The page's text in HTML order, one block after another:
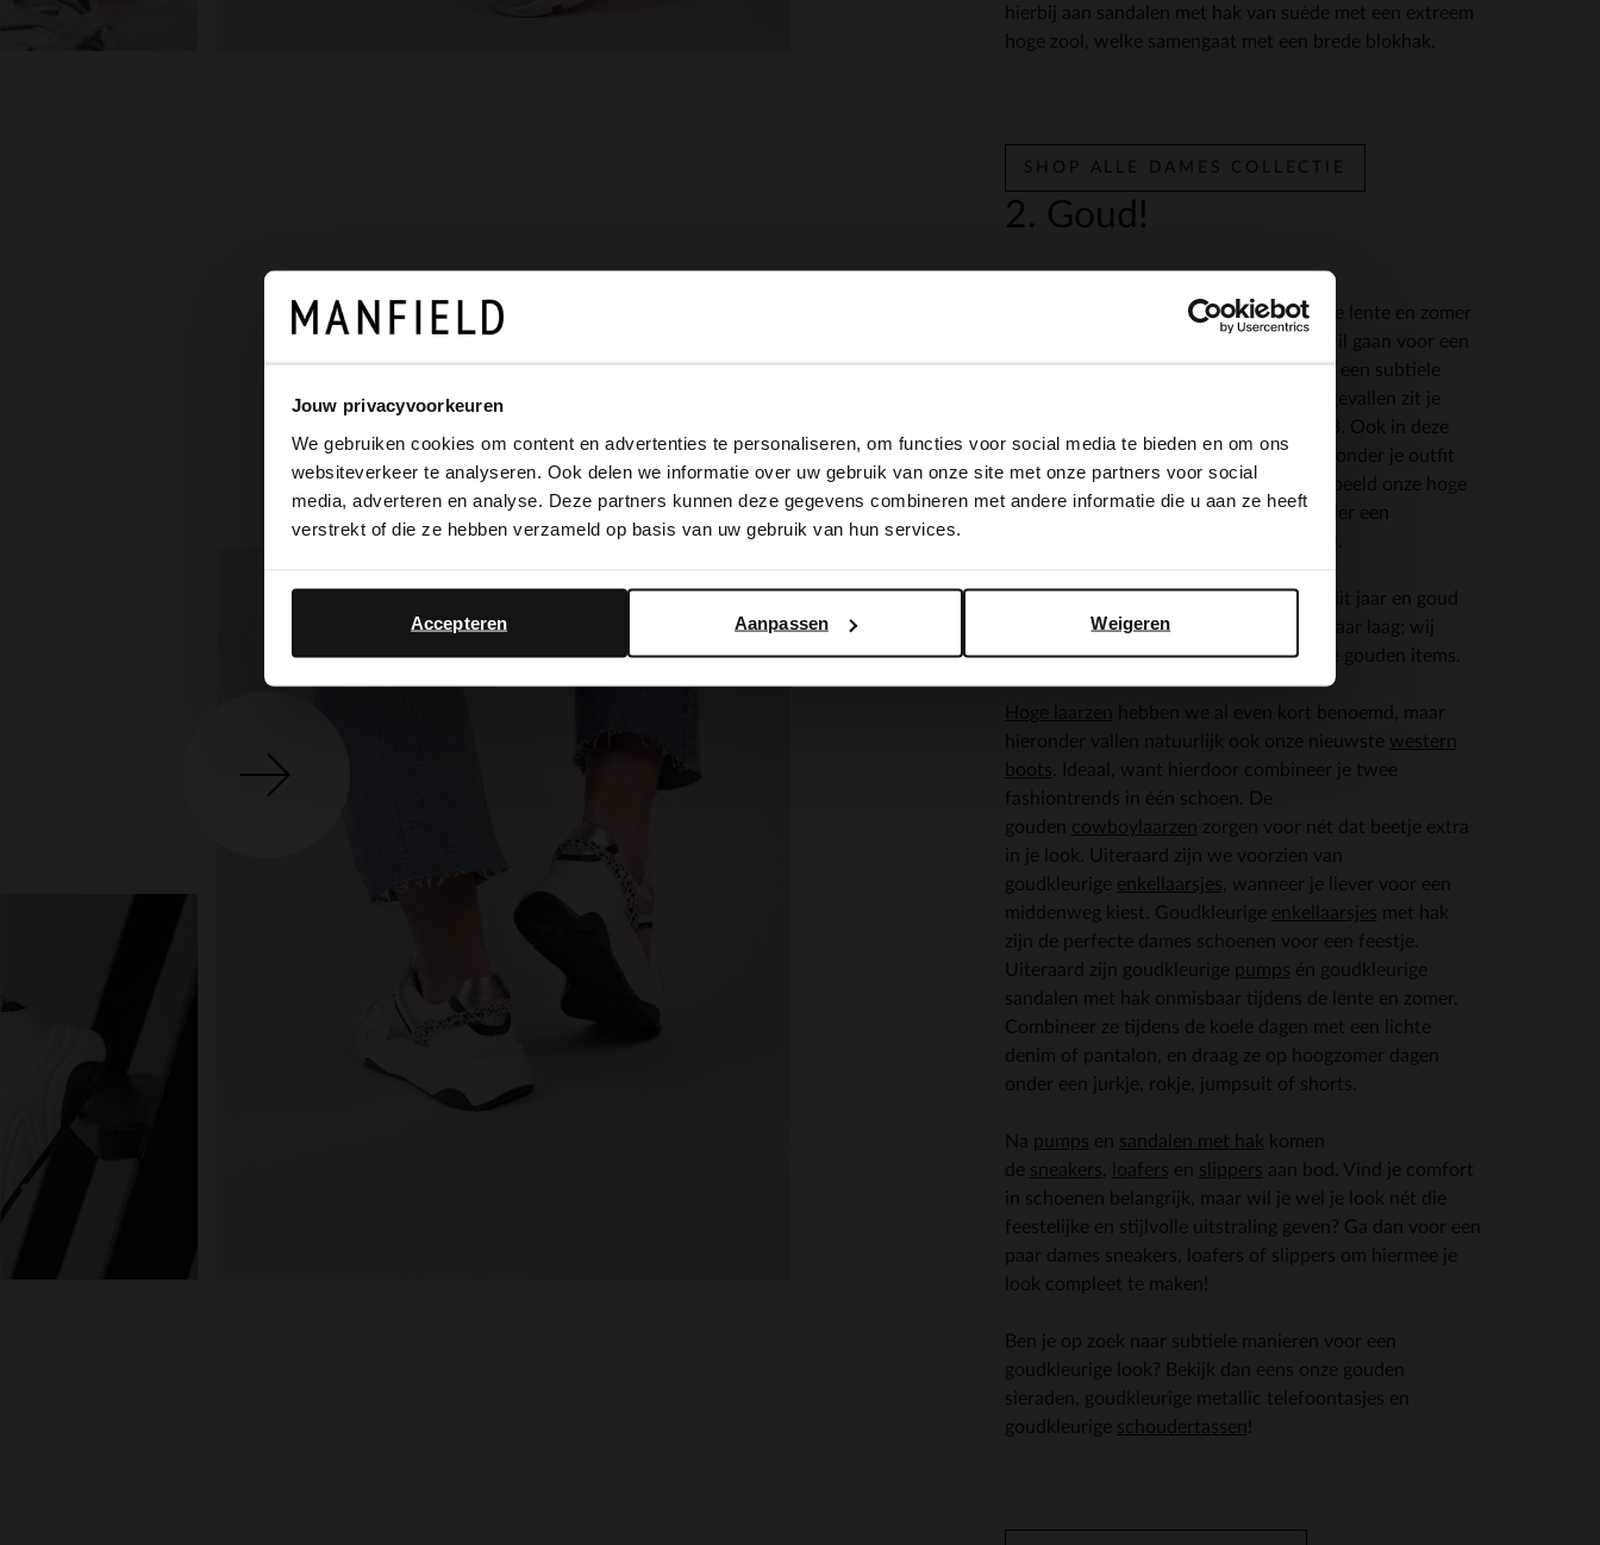
Jouw privacyvoorkeuren
We gebruiken cookies om content en advertenties te personaliseren, om functies voor social media te bieden en om ons
websiteverkeer te analyseren. Ook delen we informatie over uw gebruik van onze site met onze partners voor social
media, adverteren en analyse. Deze partners kunnen deze gegevens combineren met andere informatie die u aan ze heeft
verstrekt of die ze hebben verzameld op basis van uw gebruik van hun services.
Weigeren
Aanpassen
Accepteren
hierbij aan sandalen met hak van suède met een extreem
hoge zool, welke samengaat met een brede blokhak.
SHOP ALLE DAMES COLLECTIE
2. Goud!
maakt een enorme comeback in de lente en zomer
van 2023. Wij houden ervan! Of je nu wil gaan voor een
volledige gouden look, of je kiest ervoor een subtiele
gouden touch aan te brengen; in beide gevallen zit je
goed tijdens de lente en zomer van 2023. Ook in deze
zomer kan je hogegoudkleurige laarzen
onder je outfit
dragen voor een prachtige look. Bijvoorbeeld onze hoge
lerengoudkleurige laarzen, draag ze onder een
rijkgekleurd jurkje of in een lichte denim.
zijn niet meer weg te denken dit jaar en goud
neemt daarin het voortouw. Van hoog naar laag; wij
nemen je mee in onze nieuwste collectie gouden items.
hebben we al even kort benoemd, maar
hieronder vallen natuurlijk ook onze nieuwste western
boots . Ideaal, want hierdoor combineer je twee
fashiontrends in één schoen. De
gouden cowboylaarzen zorgen voor nét dat beetje extra
in je look. Uiteraard zijn we voorzien van
goudkleurige enkellaarsjes , wanneer je liever voor een
middenweg kiest. Goudkleurige enkellaarsjes met hak
zijn de perfecte dames schoenen voor een feestje.
Uiteraard zijn goudkleurige pumps én goudkleurige
sandalen met hak onmisbaar tijdens de lente en zomer.
Combineer ze tijdens de koele dagen met een lichte
denim of pantalon, en draag ze op hoogzomer dagen
onder een jurkje, rokje, jumpsuit of shorts.
Na pumps en sandalen met hak komen
de sneakers loafers en slippers aan bod. Vind je comfort
in schoenen belangrijk, maar wil je wel je look nét die
feestelijke en stijlvolle uitstraling geven? Ga dan voor een
paar dames sneakers, loafers of slippers om hiermee je
look compleet te maken!
Ben je op zoek naar subtiele manieren voor een
goudkleurige look? Bekijk dan eens onze gouden
sieraden, goudkleurige metallic telefoontasjes en
goudkleurige schoudertassen!
×
It looks like your language isn't Dutch. Would you like to